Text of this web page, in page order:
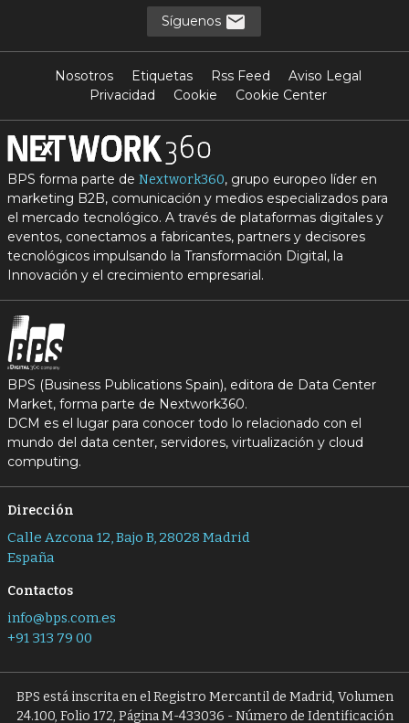
Síguenos
Nosotros Etiquetas Rss Feed
Aviso Legal
Privacidad
Cookie Cookie Center
BPS forma parte de Nextwork360, grupo europeo líder en
marketing B2B, comunicación y medios especializados para
el mercado tecnológico. A través de plataformas digitales y
eventos, conectamos a fabricantes, partners y decisores
tecnológicos impulsando la Transformación Digital, la
Innovación y el crecimiento empresarial.
BPS (Business Publications Spain), editora de Data Center
Market, forma parte de Nextwork360.
DCM es el lugar para conocer todo lo relacionado con el
mundo del data center, servidores, virtualización y cloud
computing.
Dirección
Calle Azcona 12, Bajo B, 28028 Madrid
España
Contactos
info@bps.com.es
+91 313 79 00
BPS está inscrita en el Registro Mercantil de Madrid, Volumen
24.100, Folio 172, Página M-433036 - Número de Identificación